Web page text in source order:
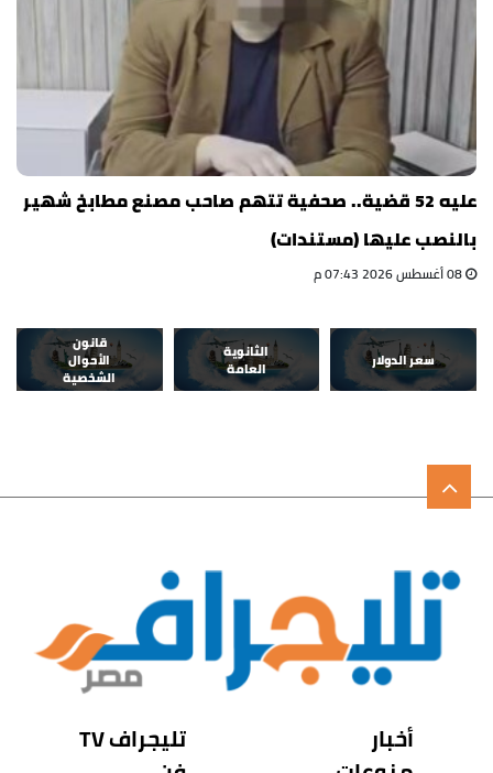
عليه 52 قضية.. صحفية تتهم صاحب مصنع مطابخ شهير
بالنصب عليها (مستندات)
سعر الدولار
الثانوية
العامة
قانون
الأحوال
الشخصية
أخبار
تليجراف TV